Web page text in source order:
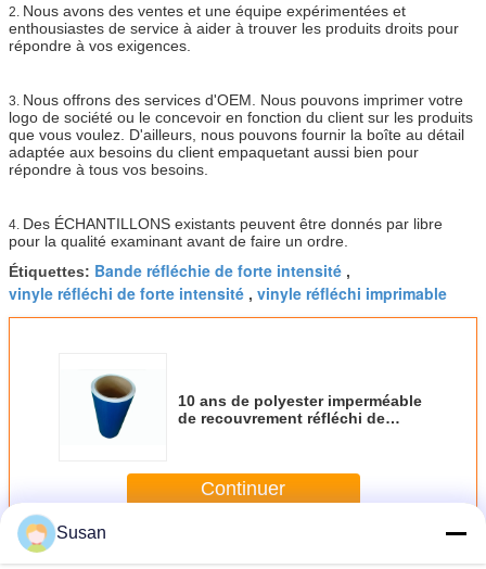
2. Nous avons des ventes et une équipe expérimentées et
enthousiastes de service à aider à trouver les produits droits pour
répondre à vos exigences.
3. Nous offrons des services d'OEM. Nous pouvons imprimer votre
logo de société ou le concevoir en fonction du client sur les produits
que vous voulez. D'ailleurs, nous pouvons fournir la boîte au détail
adaptée aux besoins du client empaquetant aussi bien pour
répondre à tous vos besoins.
4. Des ÉCHANTILLONS existants peuvent être donnés par libre
pour la qualité examinant avant de faire un ordre.
Étiquettes: Bande réfléchie de forte intensité ,
vinyle réfléchi de forte intensité , vinyle réfléchi imprimable
10 ans de polyester imperméable
de recouvrement réfléchi de
Continuer
PlusRecouvrement réfléchi de catégorie de forte intensité
Susan